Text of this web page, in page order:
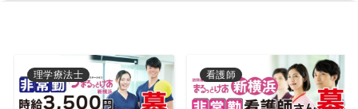
理学療法士 看護師